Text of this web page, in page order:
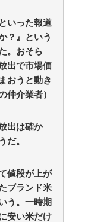
まとめアンテ
ドラゴン塚地
テナ NEW!
「ききちゃん
めアンテナ
代表FWパブ
点王 / おま
いった報道
？』という
。おそら
出で市場価
おうと動き
仲介業者）
出は確か
だ。
値段が上が
ブランド米
う。一時期
安い米だけ